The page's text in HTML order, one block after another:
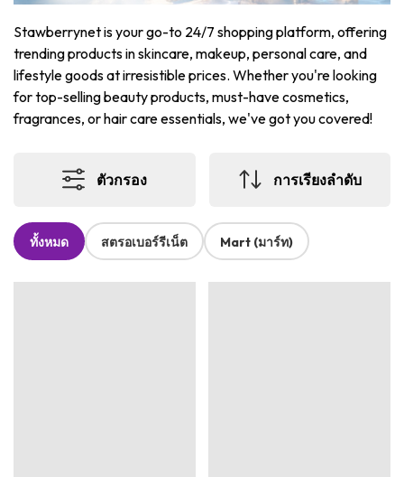
Stawberrynet is your go-to 24/7 shopping platform, offering
trending products in skincare, makeup, personal care, and
lifestyle goods at irresistible prices. Whether you're looking
for top-selling beauty products, must-have cosmetics,
fragrances, or hair care essentials, we've got you covered!
ตัวกรอง การเรียงลำดับ
ทั้งหมด สตรอเบอร์รีเน็ต Mart (มาร์ท)